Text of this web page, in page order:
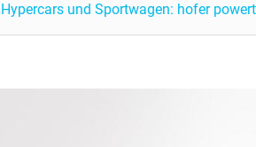
und Sportwagen: hofer